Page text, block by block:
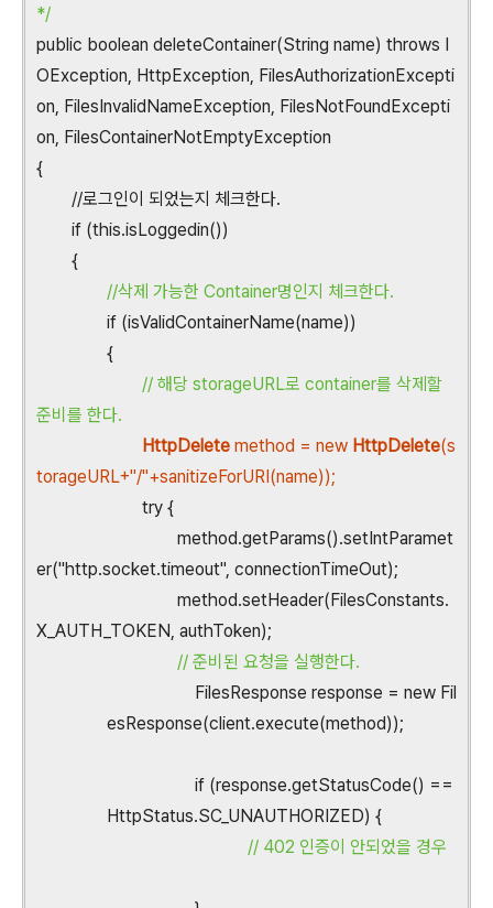
*/
public boolean deleteContainer(String name) throws I
OException, HttpException, FilesAuthorizationExcepti
on, FilesInvalidNameException, FilesNotFoundExcepti
on, FilesContainerNotEmptyException
{
//로그인이 되었는지 체크한다.
if (this.isLoggedin())
{
//삭제 가능한 Container명인지 체크한다.
if (isValidContainerName(name))
{
// 해당 storageURL로 container를 삭제할
준비를 한다.
HttpDelete method = new HttpDelete(s
torageURL+"/"+sanitizeForURI(name));
try {
method.getParams().setIntParamet
er("http.socket.timeout", connectionTimeOut);
method.setHeader(FilesConstants.
X_AUTH_TOKEN, authToken);
// 준비된 요청을 실행한다.
FilesResponse response = new Fil
esResponse(client.execute(method));
if (response.getStatusCode() ==
HttpStatus.SC_UNAUTHORIZED) {
// 402 인증이 안되었을 경우